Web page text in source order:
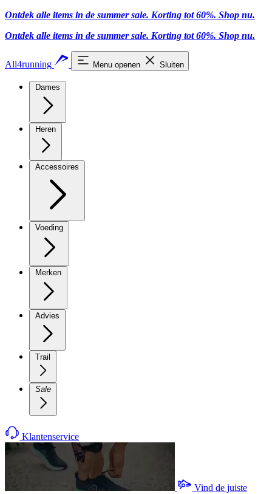
Ontdek alle items in de summer sale. Korting tot 60%. Shop nu.
Ontdek alle items in de summer sale. Korting tot 60%. Shop nu.
All4running Menu openen Sluiten
Dames
Heren
Accessoires
Voeding
Merken
Advies
Trail
Sale
Klantenservice
Vind de juiste